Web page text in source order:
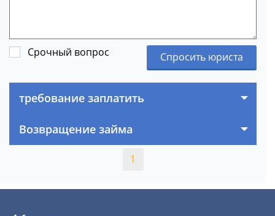
Срочный вопрос Спросить юриста
требование заплатить
Возвращение займа
1